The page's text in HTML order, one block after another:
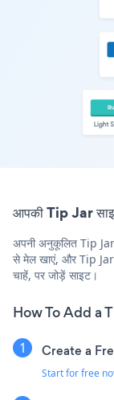
आपकी Tip Jar
अपनी अनुकूलित Tip Jar
से मेल खाएं, और Tip Jar
चाहें, पर जोड़ें साइट।
How To Add a
Create a
Start for free